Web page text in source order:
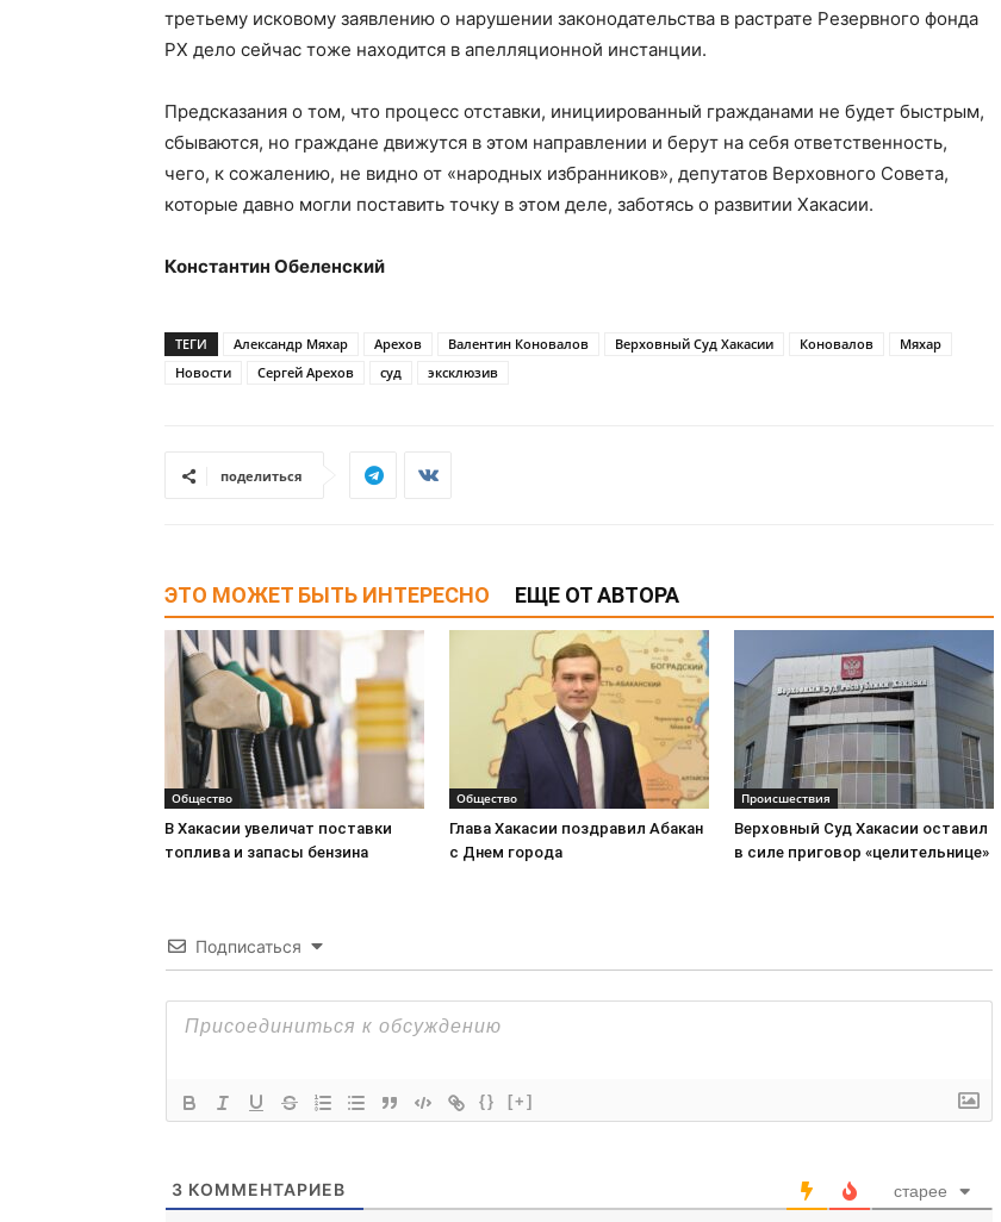
третьему исковому заявлению о нарушении законодательства в растрате Резервного фонда
РХ дело сейчас тоже находится в апелляционной инстанции.
Предсказания о том, что процесс отставки, инициированный гражданами не будет быстрым,
сбываются, но граждане движутся в этом направлении и берут на себя ответственность,
чего, к сожалению, не видно от «народных избранников», депутатов Верховного Совета,
которые давно могли поставить точку в этом деле, заботясь о развитии Хакасии.
Константин Обеленский
ТЕГИ Александр Мяхар Арехов Валентин Коновалов Верховный Суд Хакасии Коновалов
Мяхар
Новости
Сергей Арехов суд эксклюзив
поделиться
ЭТО МОЖЕТ БЫТЬ ИНТЕРЕСНО ЕЩЕ ОТ АВТОРА
Общество
В Хакасии увеличат поставки
топлива и запасы бензина
Общество
Глава Хакасии поздравил Абакан
с Днем города
Происшествия
Верховный Суд Хакасии оставил
в силе приговор «целительнице»
Подписаться
{} [+]
3 КОММЕНТАРИЕВ старее